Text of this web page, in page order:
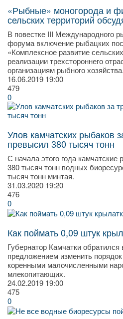
«Рыбные» моногорода и
сельских территорий
В повестке III Международного
форума включение рыбацких
«Комплексное развитие
реализации трехстороннего
организациям рыбного хозяйства.
16.06.2019 19:00
479
0
Улов камчатских рыбаков
превысил 380 тысяч тонн
С начала этого года
380 тысяч тонн водных
тысяч тонн минтая.
31.03.2020 19:20
476
0
Как поймать 0,09 штук
Губернатор Камчатки
предложением изменить
коренными малочисленными
млекопитающих.
24.02.2019 19:00
475
0